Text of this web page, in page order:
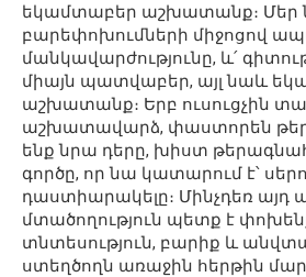
եկամտաբեր աշխատանք։
բարեփոխումների միջոցով
մանկավարժությունը, և՛
միայն պատվաբեր, այլ նաև
աշխատանք։ Երբ ուսուցչին
աշխատավարձ, փաստորեն
ենք նրա դերը, խիստ
գործը, որ նա կատարում է՝
դաստիարակելը։ Մինչդեռ այդ
մտածողություն պետք է
տնտեսություն, բարիք և
ստեղծողն առաջին հերթին